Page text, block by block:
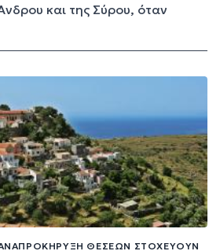
και της Σύρου, όταν
ΘΈΣΕΩΝ ΣΤΟΧΕΎΟΥΝ